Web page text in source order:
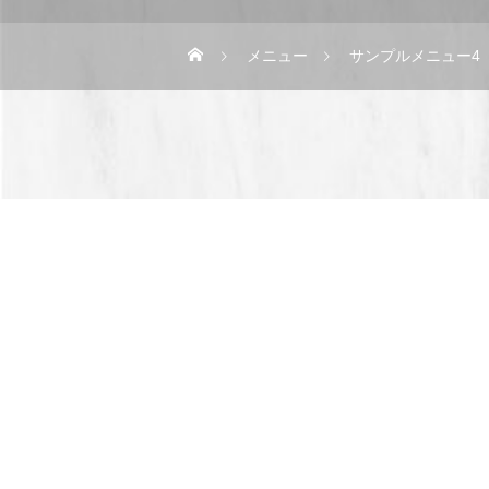
メニュー サンプルメニュー4